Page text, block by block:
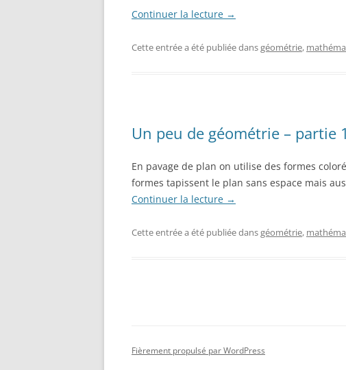
Continuer la lecture →
Cette entrée a été publiée dansgéométrie,
Un peu de géométrie – partie 1
En pavage de plan on utilise des formes
formes tapissent le plan sans espace mais
Continuer la lecture →
Cette entrée a été publiée dansgéométrie,
Fièrement propulsé par WordPress